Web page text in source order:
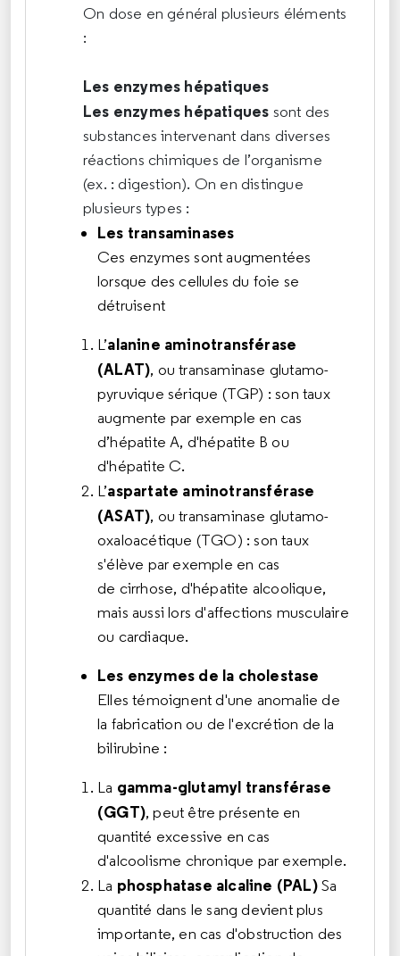
On dose en général plusieurs éléments
:
Les enzymes hépatiques
Les enzymes hépatiques sont des
substances intervenant dans diverses
réactions chimiques de l’organisme
(ex. : digestion). On en distingue
plusieurs types :
Les transaminases
Ces enzymes sont augmentées
lorsque des cellules du foie se
détruisent
L’alanine aminotransférase
(ALAT), ou transaminase glutamo-
pyruvique sérique (TGP) : son taux
augmente par exemple en cas
d’hépatite A, d'hépatite B ou
d'hépatite C.
L’aspartate aminotransférase
(ASAT), ou transaminase glutamo-
oxaloacétique (TGO) : son taux
s'élève par exemple en cas
de cirrhose, d'hépatite alcoolique,
mais aussi lors d'affections musculaire
ou cardiaque.
Les enzymes de la cholestase
Elles témoignent d'une anomalie de
la fabrication ou de l'excrétion de la
bilirubine :
La gamma-glutamyl transférase
(GGT), peut être présente en
quantité excessive en cas
d'alcoolisme chronique par exemple.
La phosphatase alcaline (PAL)Sa
quantité dans le sang devient plus
importante, en cas d'obstruction des